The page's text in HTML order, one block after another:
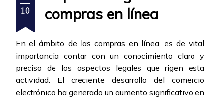
10
compras en línea
En el ámbito de las compras en línea, es de vital
importancia contar con un conocimiento claro y
preciso de los aspectos legales que rigen esta
actividad. El creciente desarrollo del comercio
electrónico ha generado un aumento significativo en